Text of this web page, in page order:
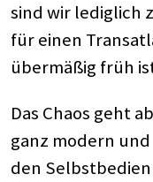
sind wir lediglich
für einen
übermäßig früh
Das Chaos geht
ganz modern
den